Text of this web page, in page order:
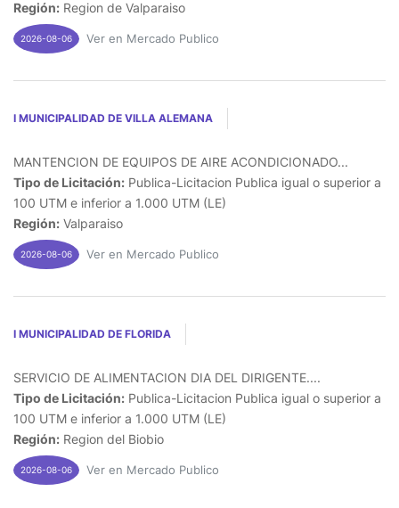
Región: Region de Valparaiso
2026-08-06 Ver en Mercado Publico
I MUNICIPALIDAD DE VILLA ALEMANA
MANTENCION DE EQUIPOS DE AIRE ACONDICIONADO...
Tipo de Licitación: Publica-Licitacion Publica igual o superior a
100 UTM e inferior a 1.000 UTM (LE)
Región: Valparaiso
2026-08-06 Ver en Mercado Publico
I MUNICIPALIDAD DE FLORIDA
SERVICIO DE ALIMENTACION DIA DEL DIRIGENTE....
Tipo de Licitación: Publica-Licitacion Publica igual o superior a
100 UTM e inferior a 1.000 UTM (LE)
Región: Region del Biobio
2026-08-06 Ver en Mercado Publico